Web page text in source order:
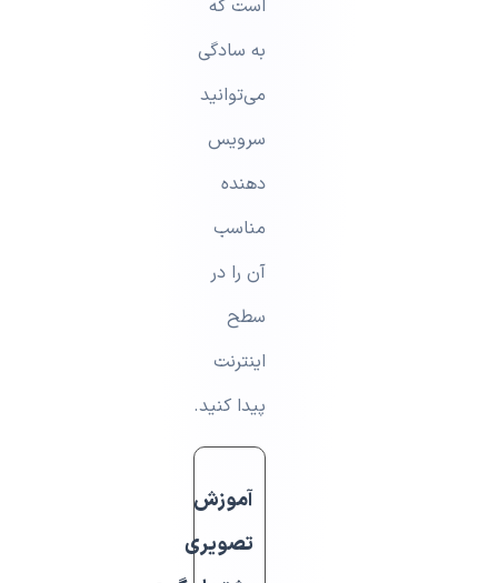
است که
به سادگی
‌می‌توانید
سرویس
دهنده
مناسب
آن را در
سطح
اینترنت
پیدا کنید.
آموزش
تصویری